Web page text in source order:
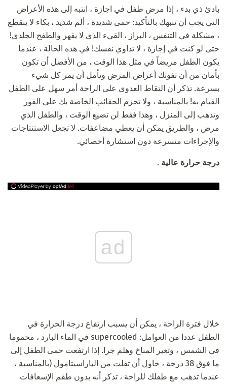
بادئ ذي بدء ، إذا مرض طفل في اجازة ، انتبه إلى هذه الأعراض
التي يجب أن تنبهك بالتأكيد: حمى شديدة ، ألم شديد ، بكاء لا ينقطع
، مشكلة في التنفس ، البراز ، القيء الذي لا يقهر والطفح الجلدي!
حتى لو كنت في إجازة ، لا تداوي نفسك! في هذه الحالة ، عندما
يكون الطفل مريضاً في مثل هذا الوقت ، من الأفضل أن تكون
بأمان من أن تفوتك أعراض المرض وتأمل أن يمر كل شيء
بسرعة. تذكر أن التقاط العدوى على الراحة أمر سهل على الطفل
القيام به! بالمناسبة ، ولا تحزم الحقائب الخاصة بك على الفور
وتذهب إلى المنزل ، وهذا فقط لن تضيع الوقت ، والطفل الذي
مرض ، والطريق يمكن أن يعطي مضاعفات. لا تجعل الاستنتاجات
والإجراءات متسرعة دون استشارة أخصائي.
درجة حرارة عالية .
ad
خلال فترة الراحة ، يمكن أن يسبب ارتفاع درجة الحرارة في
الطفل عددا من العوامل: supercooled في الماء البارد ، محموما
في الشمس ، وتغير المناخ وهلم جرا. إذا ارتفعت حمى الطفل إلى
ما فوق 38 درجة ، حاول أن تفلت من الباراسيتامول (بالمناسبة ،
عندما تذهب مع طفلك للراحة ، تذكر أنه بدون طقم الإسعافات